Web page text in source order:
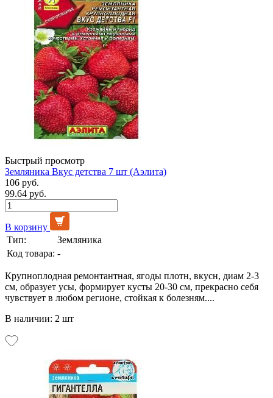
Быстрый просмотр
Земляника Вкус детства 7 шт (Аэлита)
106 руб.
99.64 руб.
В корзину
Тип:
Земляника
Код товара: -
Крупноплодная ремонтантная, ягоды плотн, вкусн, диам 2-3
см, образует усы, формирует кусты 20-30 см, прекрасно себя
чувствует в любом регионе, стойкая к болезням....
В наличии: 2 шт